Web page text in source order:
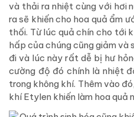
và thải ra nhiệt cùng với hơi
ra sẽ khiến cho hoa quả ẩm
thối. Từ lúc quả chín cho tới
hấp của chúng cũng giảm và
đi và lúc này rất dễ bị hư
cường độ đó chính là nhiệt
trong không khí. Thêm vào
khí Etylen khiến làm hoa quả